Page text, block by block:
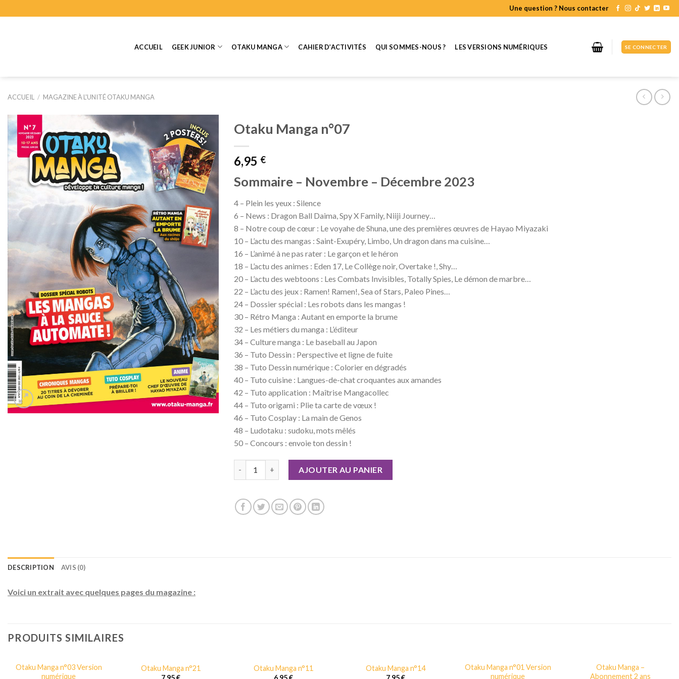
to
Une question ? Nous contacter
ACCUEIL GEEK JUNIOR OTAKU MANGA CAHIER D’ACTIVITÉS QUI SOMMES-NOUS ? LES VERSIONS NUMÉRIQUES SE CONNECTER
ACCUEIL / MAGAZINE À L'UNITÉ OTAKU MANGA
Otaku Manga n°07
6,95 €
Sommaire – Novembre – Décembre 2023
4 – Plein les yeux : Silence
6 – News : Dragon Ball Daima, Spy X Family, Niiji Journey…
8 – Notre coup de cœur : Le voyahe de Shuna, une des premières œuvres de Hayao Miyazaki
10 – L’actu des mangas : Saint-Exupéry, Limbo, Un dragon dans ma cuisine…
16 – L’animé à ne pas rater : Le garçon et le héron
18 – L’actu des animes : Eden 17, Le Collège noir, Overtake !, Shy…
20 – L’actu des webtoons : Les Combats Invisibles, Totally Spies, Le démon de marbre…
22 – L’actu des jeux : Ramen! Ramen!, Sea of Stars, Paleo Pines…
24 – Dossier spécial : Les robots dans les mangas !
30 – Rétro Manga : Autant en emporte la brume
32 – Les métiers du manga : L’éditeur
34 – Culture manga : Le baseball au Japon
36 – Tuto Dessin : Perspective et ligne de fuite
38 – Tuto Dessin numérique : Colorier en dégradés
40 – Tuto cuisine : Langues-de-chat croquantes aux amandes
42 – Tuto application : Maîtrise Mangacollec
44 – Tuto origami : Plie ta carte de vœux !
46 – Tuto Cosplay : La main de Genos
48 – Ludotaku : sudoku, mots mêlés
50 – Concours : envoie ton dessin !
AJOUTER AU PANIER
DESCRIPTION AVIS (0)
Voici un extrait avec quelques pages du magazine :
PRODUITS SIMILAIRES
Otaku Manga n°03 Version
numérique
Otaku Manga n°21
Otaku Manga n°11
Otaku Manga n°14
Otaku Manga n°01 Version
numérique
Otaku Manga –
Abonnement 2 ans